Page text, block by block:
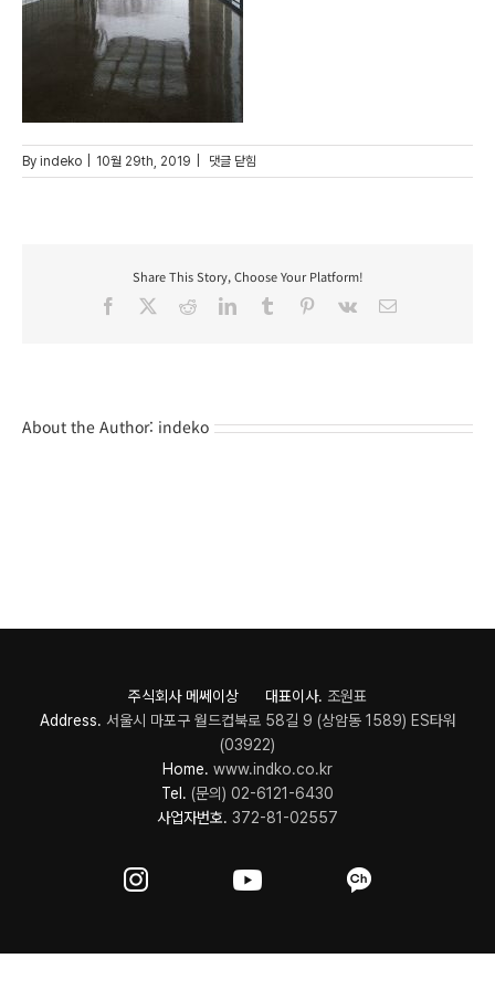
By indeko 10월 29th, 2019 81
댓글 닫힘
Share This Story, Choose Your Platform!
Facebook
RedditLinkedInTumblr Pinterest
Vk Email
About the Author: indeko
주식회사 메쎄이상 대표이사. 조원표
Address. 서울시 마포구 월드컵북로 58길 9 (상암동 1589) ES타워
(03922)
Home. www.indko.co.kr
Tel. (문의) 02-6121-6430
사업자번호. 372-81-02557